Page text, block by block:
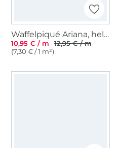
Waffelpiqué Ariana, hellblau
10,95 € / m
12,95 € / m
(7,30 € / 1 m²)